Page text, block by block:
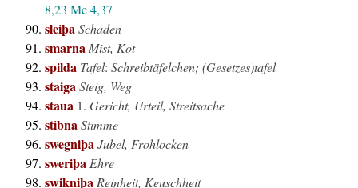
8,23 Mc 4,37
sleiþaSchaden
smarna Mist, Kot
spilda Tafel: Schreibtäfelchen; (Gesetzes)tafel
staigaSteig, Weg
staua 1. Gericht, Urteil, Streitsache
stibnaStimme
swegniþaJubel, Frohlocken
sweriþa Ehre
swikniþa Reinheit, Keuschheit